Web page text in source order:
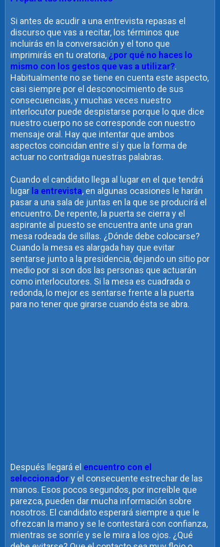
Si antes de acudir a una entrevista repasas el
discurso que vas a recitar, los términos que
incluirás en la conversación y el tono que
imprimirás en tu oratoria, ¿por qué no haces lo
mismo con los gestos que vas a utilizar?.
Habitualmente no se tiene en cuenta este aspecto,
casi siempre por el desconocimiento de sus
consecuencias, y muchas veces nuestro
interlocutor puede despistarse porque lo que dice
nuestro cuerpo no se corresponde con nuestro
mensaje oral. Hay que intentar que ambos
aspectos coincidan entre sí y que la forma de
actuar no contradiga nuestras palabras.
Cuando el candidato llega al lugar en el que tendrá
lugar la entrevista, en algunas ocasiones le harán
pasar a una sala de juntas en la que se producirá el
encuentro. De repente, la puerta se cierra y el
aspirante al puesto se encuentra ante una gran
mesa rodeada de sillas. ¿Dónde debe colocarse?
Cuando la mesa es alargada hay que evitar
sentarse junto a la presidencia, dejando un sitio por
medio por si son dos las personas que actuarán
como interlocutores. Si la mesa es cuadrada o
redonda, lo mejor es sentarse frente a la puerta
para no tener que girarse cuando ésta se abra.
Después llegará el encuentro con el
seleccionadory el consecuente estrechar de las
manos. Esos pocos segundos, por increíble que
parezca, pueden dar mucha información sobre
nosotros. El candidato esperará siempre a que le
ofrezcan la mano y se le contestará con confianza,
mientras se sonríe y se le mira a los ojos. ¿Qué